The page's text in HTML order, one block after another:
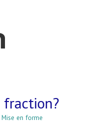
fraction?
Mise en forme